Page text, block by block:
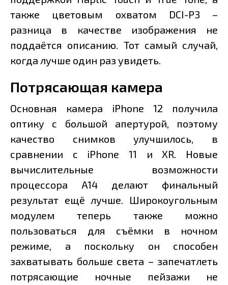
также цветовым охватом DCI-Р3 –
разница в качестве изображения не
поддаётся описанию. Тот самый случай,
когда лучше один раз увидеть.
Потрясающая камера
Основная камера iPhone 12 получила
оптику с большой апертурой, поэтому
качество снимков улучшилось, в
сравнении с iPhone 11 и XR. Новые
вычислительные возможности
процессора A14 делают финальный
результат ещё лучше. Широкоугольным
модулем теперь также можно
пользоваться для съёмки в ночном
режиме, а поскольку он способен
захватывать больше света – запечатлеть
потрясающие ночные пейзажи не